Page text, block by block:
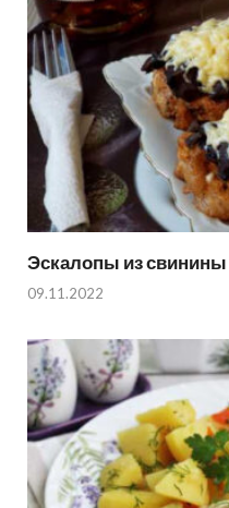
Эскалопы из
09.11.2022